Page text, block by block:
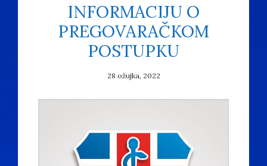
INFORMACIJU O
PREGOVARAČKOM
POSTUPKU
28 ožujka, 2022